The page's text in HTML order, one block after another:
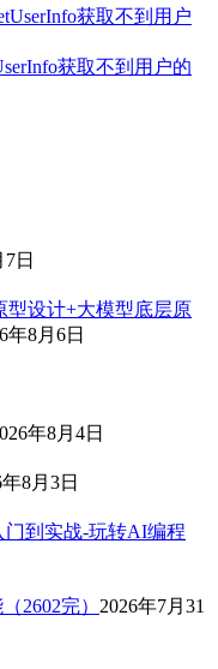
获取不到用户的
日
型设计+大模型底层原
年8月6日
年8月4日
8月3日
门到实战-玩转AI编程
2602完） 2026年7月31